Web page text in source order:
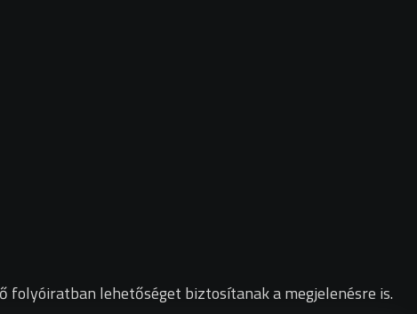
lehetőséget biztosítanak a megjelenésre is.